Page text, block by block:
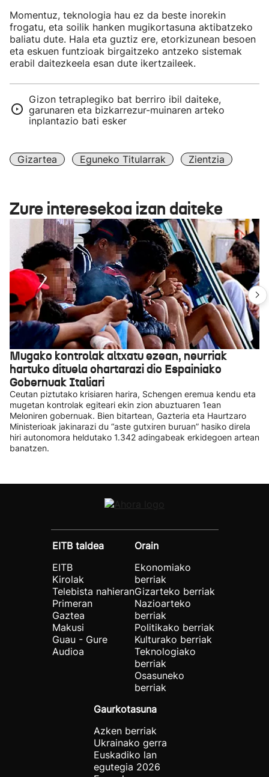
Momentuz, teknologia hau ez da beste inorekin
frogatu, eta soilik hanken mugikortasuna aktibatzeko
baliatu dute. Hala eta guztiz ere, etorkizunean besoen
eta eskuen funtzioak birgaitzeko antzeko sistemak
erabil daitezkeela esan dute ikertzaileek.
Gizon tetraplegiko bat berriro ibil daiteke,
garunaren eta bizkarrezur-muinaren arteko
inplantazio bati esker
Gizartea Eguneko Titularrak Zientzia
Zure interesekoa izan daiteke
Mugako kontrolak altxatu ezean, neurriak
hartuko dituela ohartarazi dio Espainiako
Gobernuak Italiari
Ceutan piztutako krisiaren harira, Schengen eremua kendu eta
mugetan kontrolak egiteari ekin zion abuztuaren 1ean
Meloniren gobernuak. Bien bitartean, Gazteria eta Haurtzaro
Ministerioak jakinarazi du “aste gutxiren buruan” hasiko direla
hiri autonomora heldutako 1.342 adingabeak erkidegoen artean
banatzen.
EITB taldea
EITB
Kirolak
Telebista nahieran
Primeran
Gaztea
Makusi
Guau - Gure
Audioa
Orain
Ekonomiako
berriak
Gizarteko berriak
Nazioarteko
berriak
Politikako berriak
Kulturako berriak
Teknologiako
berriak
Osasuneko
berriak
Gaurkotasuna
Azken berriak
Ukrainako gerra
Euskadiko lan
egutegia 2026